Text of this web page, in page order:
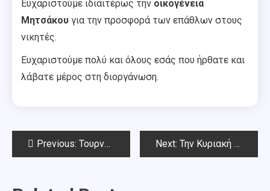
Ευχαριστούμε ιδιαιτέρως την οικογένεια
Μητσάκου για την προσφορά των επάθλων στους
νικητές.
Ευχαριστούμε πολύ και όλους εσάς που ήρθατε και
λάβατε μέρος στη διοργάνωση.
PostPrevious: Τουρνουά Blitz στη μνήμη Αχιλλέα Μητσάκου την Κυριακή 22 Οκτωβρίου 2023 Next: Την Κυριακή 29 Οκτωβρίου το Ράπιντ Οκτωβρίου Chess Square 2023